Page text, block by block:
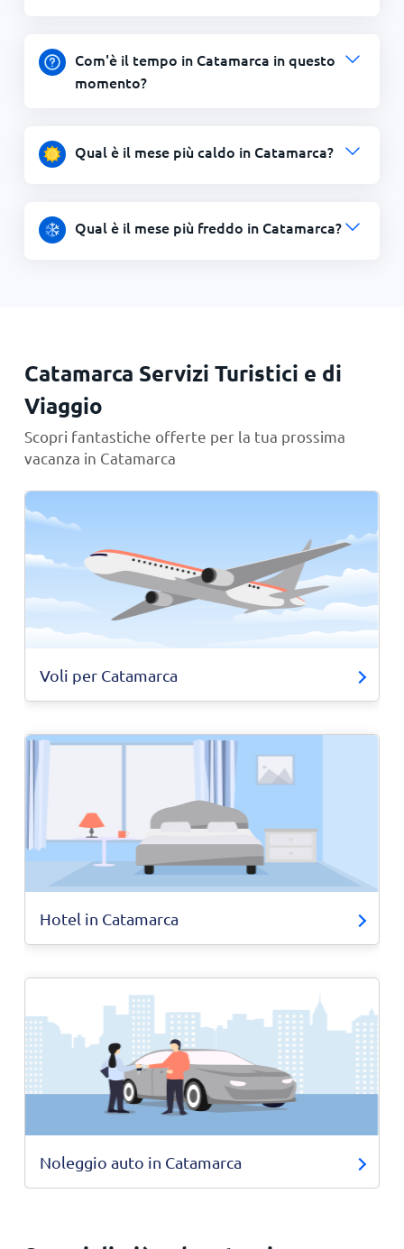
Com'è il tempo in Catamarca in questo
momento?
Qual è il mese più caldo in Catamarca?
Qual è il mese più freddo in Catamarca?
Catamarca Servizi Turistici e di
Viaggio
Scopri fantastiche offerte per la tua prossima
vacanza in Catamarca
Voli per Catamarca
Hotel in Catamarca
Noleggio auto in Catamarca